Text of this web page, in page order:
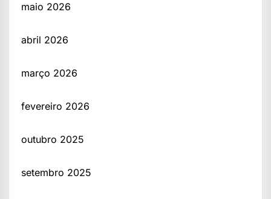
maio 2026
abril 2026
março 2026
fevereiro 2026
outubro 2025
setembro 2025